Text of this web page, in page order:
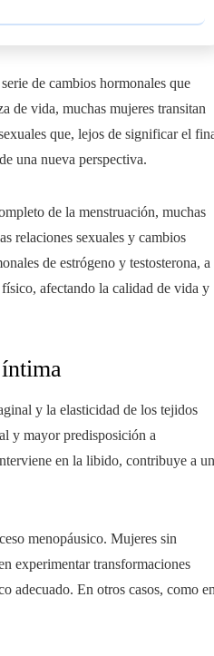
de cambios hormonales que
de vida, muchas mujeres transitan
que, lejos de significar el
una nueva perspectiva.
de la menstruación, muchas
relaciones sexuales y cambios
de estrógeno y testosterona, a
afectando la calidad de vida y
y la elasticidad de los tejidos
y mayor predisposición a
en la libido, contribuye a
menopáusico. Mujeres sin
experimentar transformaciones
adecuado. En otros casos, como en